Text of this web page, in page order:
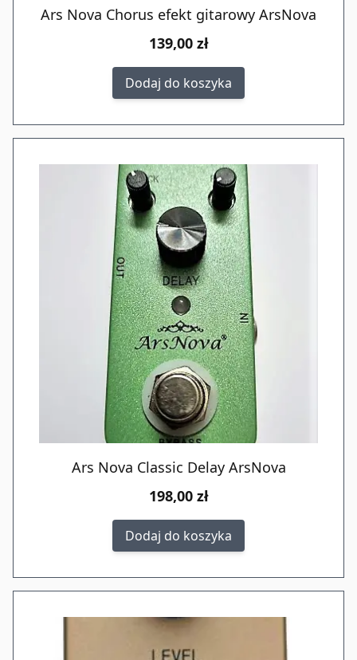
Ars Nova Chorus efekt gitarowy ArsNova
139,00 zł
Dodaj do koszyka
Ars Nova Classic Delay ArsNova
198,00 zł
Dodaj do koszyka